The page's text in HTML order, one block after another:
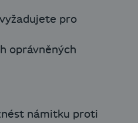
pro
oprávněných
námitku proti